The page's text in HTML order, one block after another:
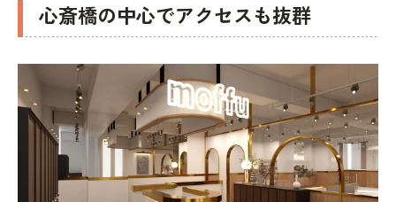
心斎橋の中心でアクセスも抜群